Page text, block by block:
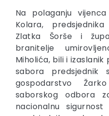
Na polaganju
Kolara,
Zlatka Šorše i
branitelje
Miholića, bili i
sabora predsjednik
gospodarstvo
saborskog odbora
nacionalnu